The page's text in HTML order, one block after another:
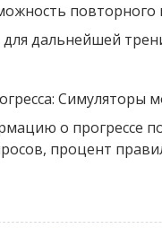
повторного
дальнейшей
Симуляторы
о прогрессе
процент